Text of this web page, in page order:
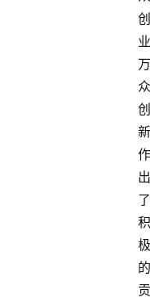
创
业
万
众
创
新
作
出
了
积
极
的
贡